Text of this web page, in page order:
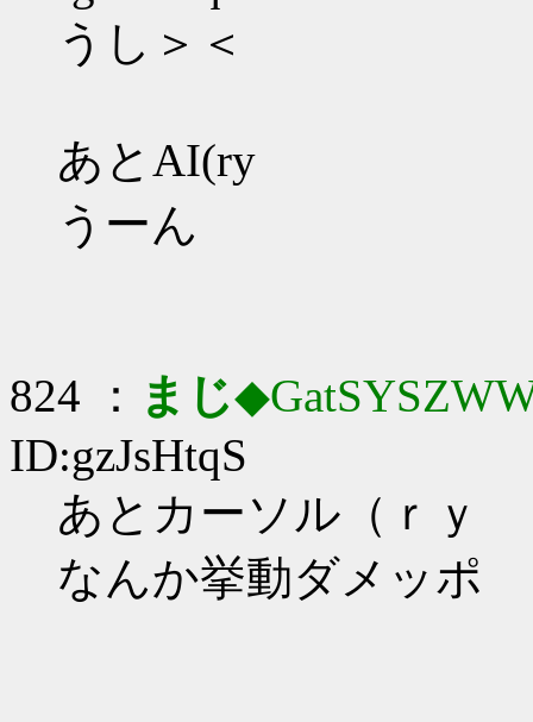
うし＞＜
あとAI(ry
うーん
824 ： まじ
ID:gzJsHtqS
あとカーソル（ｒｙ
なんか挙動ダメッポ